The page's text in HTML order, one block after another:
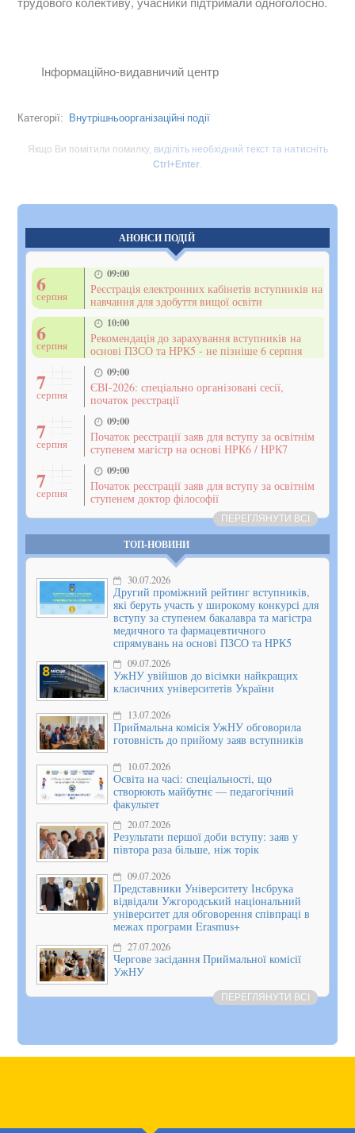
Інформаційно-видавничий центр
Категорії: Внутрішньоорганізаційні події
Якщо Ви помітили помилку, виділіть необхідний текст та натисніть
Ctrl+Enter
АНОНСИ ПОДІЙ
6
серпня
09:00
Реєстрація електронних кабінетів вступників на
навчання для здобуття вищої освіти
6
серпня
10:00
Рекомендація до зарахування вступників на
основі ПЗСО та НРК5 - не пізніше 6 серпня
7
серпня
09:00
ЄВІ-2026: спеціально організовані сесії,
початок реєстрації
7
серпня
09:00
Початок реєстрації заяв для вступу за освітнім
ступенем магістр на основі НРК6 / НРК7
7
серпня
09:00
Початок реєстрації заяв для вступу за освітнім
ступенем доктор філософії
ПЕРЕГЛЯНУТИ ВСІ
ТОП-НОВИНИ
30.07.2026
Другий проміжний рейтинг вступників,
які беруть участь у широкому конкурсі для
вступу за ступенем бакалавра та магістра
медичного та фармацевтичного
спрямувань на основі ПЗСО та НРК5
09.07.2026
УжНУ увійшов до вісімки найкращих
класичних університетів України
13.07.2026
Приймальна комісія УжНУ обговорила
готовність до прийому заяв вступників
10.07.2026
Освіта на часі: спеціальності, що
створюють майбутнє — педагогічний
факультет
20.07.2026
Результати першої доби вступу: заяв у
півтора раза більше, ніж торік
09.07.2026
Представники Університету Інсбрука
відвідали Ужгородський національний
університет для обговорення співпраці в
межах програми Erasmus+
27.07.2026
Чергове засідання Приймальної комісії
УжНУ
ПЕРЕГЛЯНУТИ ВСІ